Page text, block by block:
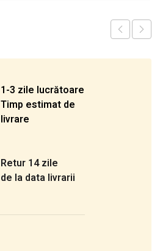
1-3 zile lucrătoare
Timp estimat de
livrare
Retur 14 zile
de la data livrarii